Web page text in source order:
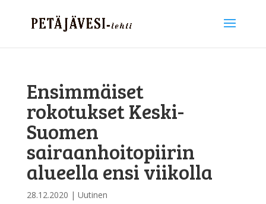
Ensimmäiset
rokotukset Keski-
Suomen
sairaanhoitopiirin
alueella ensi viikolla
28.12.2020 | Uutinen